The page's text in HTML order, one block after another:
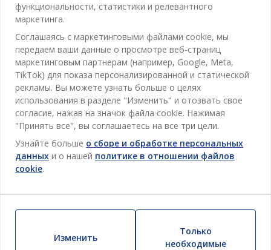
Кабинет
Гостиная
Столовая
Хранение
Шторы
Для Сада
Товары для дома
Outlet
Кампания
Новинки
ВСЕГДА НИЗКАЯ ЦЕНА
Контакты службы поддержки клиентов
Акции
Пользовательское соглашение
Гарантия цены
Гарантия на продукт
Политика конфиденциальности
Скидочная карта
Доставка
JYSK
Про JYSK
JYSK.com
Пресса
Вакансии
Новостная рассылка
Вдохновение
ОФИС
TAROL-DD S.R.L. ул.Юбилейная, 41A мун. Кишинёв,
Республика Молдова
JYSK BUSINESS TO BUSINESS (B2B)
Продажи и работа с юридическими лицами
Телефон: 060 531 531
E-mail: jysk@jysk.md
JYSK ОБСЛУЖИВАНИЕ КЛИЕНТОВ
Контактный центр для клиентов
Телефон: 022 022 030
E-mail: support@jysk.md
функциональности, статистики и релевантного
маркетинга.
Соглашаясь с маркетинговыми файлами cookie, мы
передаем ваши данные о просмотре веб-страниц
маркетинговым партнерам (например, Google, Meta,
TikTok) для показа персонализированной и статической
рекламы. Вы можете узнать больше о целях
использования в разделе "Изменить" и отозвать свое
согласие, нажав на значок файла cookie. Нажимая
"Принять все", вы соглашаетесь на все три цели.
Узнайте больше о сборе и обработке персональных
данных и о нашей политике в отношении файлов
cookie.
Изменить
Только
необходимые